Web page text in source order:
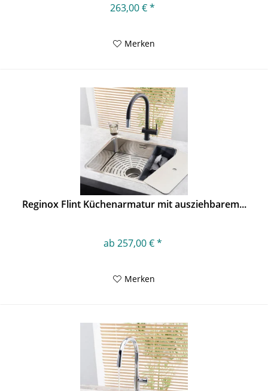
263,00 € *
Merken
Reginox Flint Küchenarmatur mit ausziehbarem...
ab 257,00 € *
Merken